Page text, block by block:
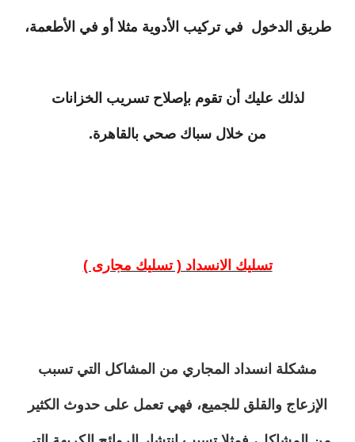
طريق الدخول في تركيب الأدوية مثلا أو في الأطعمة،
لذلك عليك أن تقوم بإصلاح تسريب الخزانات
من خلال سباك صحي بالقاهرة.
تسليك الانسداد ( تسليك مجارى )
مشكلة انسداد المجاري من المشاكل التي تسبب
الإزعاج والقلق للجميع، فهي تعمل على حدوث الكثير